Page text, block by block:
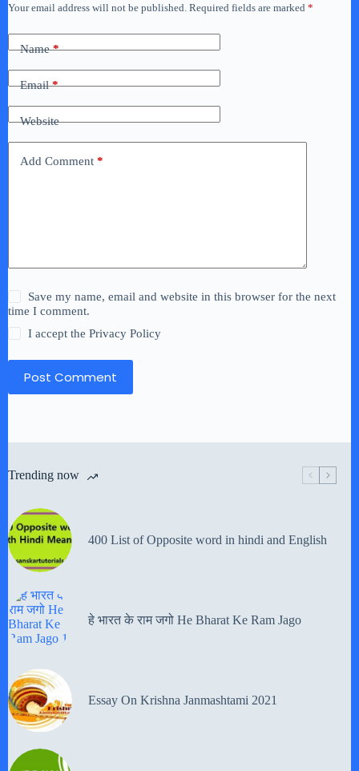
Your email address will not be published. Required fields are marked *
Name*
Email*
Website
Add Comment *
Save my name, email and website in this browser for the next
time I comment.
I accept thePrivacy Policy
Post Comment
Trending now
400 List of Opposite word in hindi and English
हे भारत के राम जगो He Bharat Ke Ram Jago
Essay On Krishna Janmashtami 2021